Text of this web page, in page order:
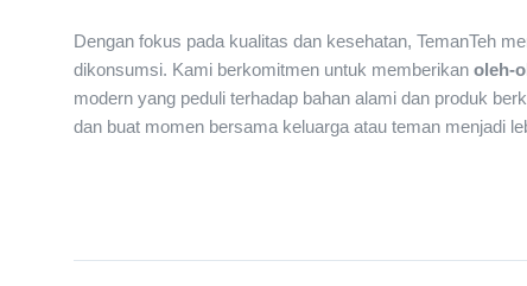
Dengan fokus pada kualitas dan kesehatan, TemanTeh
dikonsumsi. Kami berkomitmen untuk memberikan oleh-
modern yang peduli terhadap bahan alami dan produk
dan buat momen bersama keluarga atau teman menjadi